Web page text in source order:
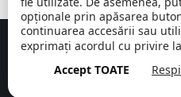
Comuna Cerchezu © 2026
Concept realizat de Big
opționale prin apăsarea
continuarea accesării sau
exprimați acordul cu privire la
Accept TOATE